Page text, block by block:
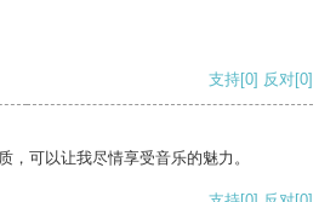
支持[0] 反对[0]
，可以让我尽情享受音乐的魅力。